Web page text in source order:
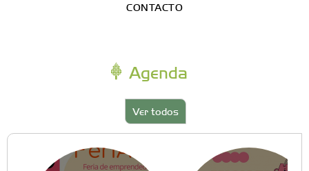
CONTACTO
Agenda
Ver todos